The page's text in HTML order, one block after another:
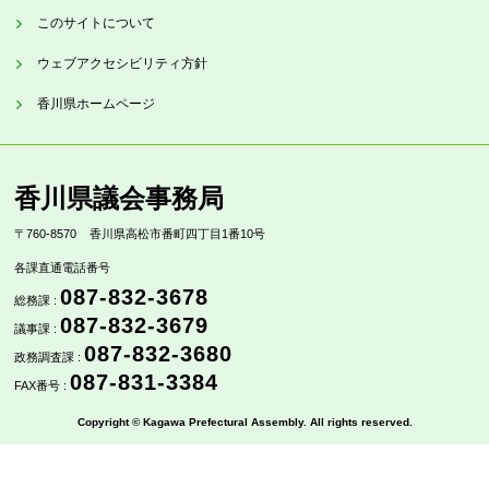
このサイトについて
ウェブアクセシビリティ方針
香川県ホームページ
香川県議会事務局
〒760-8570 香川県高松市番町四丁目1番10号
各課直通電話番号
総務課 : 087-832-3678
議事課 : 087-832-3679
政務調査課 : 087-832-3680
FAX番号 : 087-831-3384
Copyright © Kagawa Prefectural Assembly. All rights reserved.